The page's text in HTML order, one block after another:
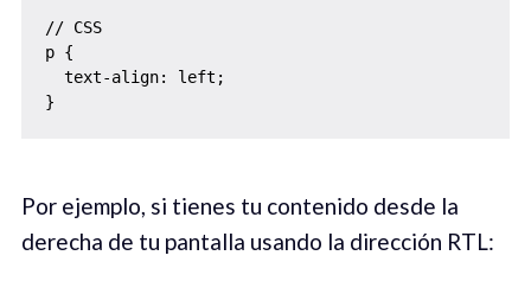
// CSS
p {
  text-align: left;
Por ejemplo, si tienes tu contenido desde la
derecha de tu pantalla usando la dirección RTL: